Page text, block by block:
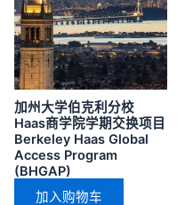
加州大学伯克利分校
Haas商学院学期交换项目
Berkeley Haas Global
Access Program
(BHGAP)
加入购物车